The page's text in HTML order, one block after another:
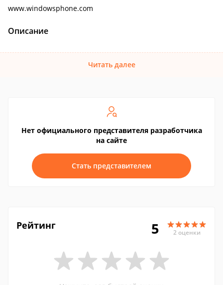
www.windowsphone.com
Описание
Читать далее
Нет официального представителя разработчика
на сайте
Стать представителем
Рейтинг 5 2 оценки